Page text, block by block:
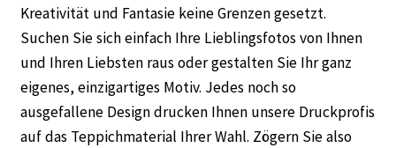
Kreativität und Fantasie keine Grenzen gesetzt.
Suchen Sie sich einfach Ihre Lieblingsfotos von Ihnen
und Ihren Liebsten raus oder gestalten Sie Ihr ganz
eigenes, einzigartiges Motiv. Jedes noch so
ausgefallene Design drucken Ihnen unsere Druckprofis
auf das Teppichmaterial Ihrer Wahl. Zögern Sie also